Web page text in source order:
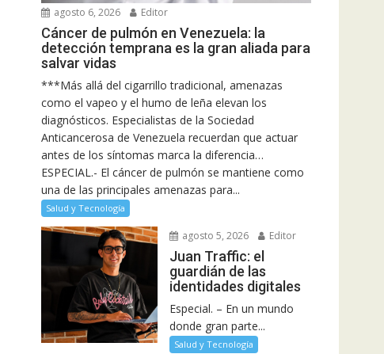
agosto 6, 2026 Editor
Cáncer de pulmón en Venezuela: la
detección temprana es la gran aliada para
salvar vidas
***Más allá del cigarrillo tradicional, amenazas
como el vapeo y el humo de leña elevan los
diagnósticos. Especialistas de la Sociedad
Anticancerosa de Venezuela recuerdan que actuar
antes de los síntomas marca la diferencia…
ESPECIAL.- El cáncer de pulmón se mantiene como
una de las principales amenazas para...
Salud y Tecnología
agosto 5, 2026 Editor
Juan Traffic: el
guardián de las
identidades digitales
Especial. – En un mundo
donde gran parte...
Salud y Tecnología